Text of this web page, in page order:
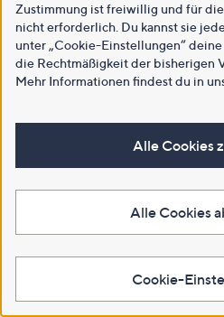
Zustimmung ist freiwillig und für
nicht erforderlich. Du kannst sie
unter „Cookie-Einstellungen“
die Rechtmäßigkeit der bisherigen
Mehr Informationen findest du in
Alle Cookies
Alle Cookies
Cookie-